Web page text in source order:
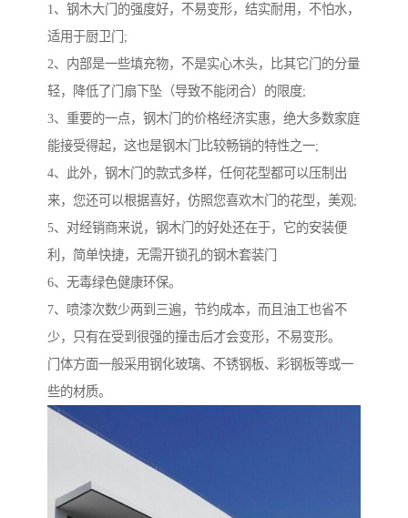
1、钢木大门的强度好，不易变形，结实耐用，不怕水，
适用于厨卫门;
2、内部是一些填充物，不是实心木头，比其它门的分量
轻，降低了门扇下坠（导致不能闭合）的限度;
3、重要的一点，钢木门的价格经济实惠，绝大多数家庭
能接受得起，这也是钢木门比较畅销的特性之一;
4、此外，钢木门的款式多样，任何花型都可以压制出
来，您还可以根据喜好，仿照您喜欢木门的花型，美观;
5、对经销商来说，钢木门的好处还在于，它的安装便
利，简单快捷，无需开锁孔的钢木套装门
6、无毒绿色健康环保。
7、喷漆次数少两到三遍，节约成本，而且油工也省不
少，只有在受到很强的撞击后才会变形，不易变形。
门体方面一般采用钢化玻璃、不锈钢板、彩钢板等或一
些的材质。